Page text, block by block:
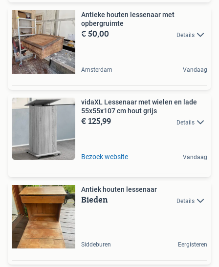
Antieke houten lessenaar met
opbergruimte
€ 50,00 Details
Amsterdam Vandaag
vidaXL Lessenaar met wielen en lade
55x55x107 cm hout grijs
€ 125,99 Details
Bezoek website Vandaag
Antiek houten lessenaar
Bieden Details
Siddeburen Eergisteren